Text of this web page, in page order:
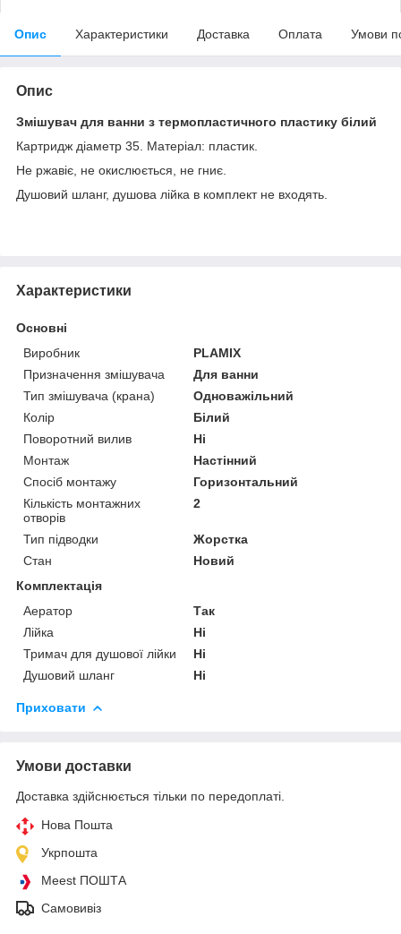
Опис Характеристики Доставка Оплата Умови
Опис
Змішувач для ванни з термопластичного пластику білий
Картридж діаметр 35. Матеріал: пластик.
Не ржавіє, не окислюється, не гниє.
Душовий шланг, душова лійка в комплект не входять.
Характеристики
Основні
Виробник
PLAMIX
Призначення змішувача
Для ванни
Тип змішувача (крана)
Одноважільний
Колір
Білий
Поворотний вилив
Ні
Монтаж
Настінний
Спосіб монтажу
Горизонтальний
Кількість монтажних
отворів
2
Тип підводки
Жорстка
Стан
Новий
Комплектація
Аератор
Так
Лійка
Ні
Тримач для душової лійки
Ні
Душовий шланг
Ні
Приховати
Умови доставки
Доставка здійснюється тільки по передоплаті.
Нова Пошта
Укрпошта
Meest ПОШТА
Самовивіз